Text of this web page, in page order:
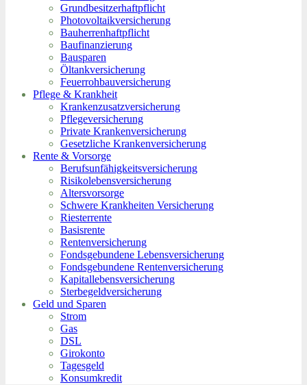
Grundbesitzerhaftpflicht
Photovoltaikversicherung
Bauherrenhaftpflicht
Baufinanzierung
Bausparen
Öltankversicherung
Feuerrohbauversicherung
Pflege & Krankheit
Krankenzusatzversicherung
Pflegeversicherung
Private Krankenversicherung
Gesetzliche Krankenversicherung
Rente & Vorsorge
Berufs­unfähigkeitsversicherung
Risikolebensversicherung
Altersvorsorge
Schwere Krankheiten Versicherung
Riesterrente
Basisrente
Rentenversicherung
Fondsgebundene Lebensversicherung
Fondsgebundene Rentenversicherung
Kapitallebensversicherung
Sterbegeldversicherung
Geld und Sparen
Strom
Gas
DSL
Girokonto
Tagesgeld
Konsumkredit